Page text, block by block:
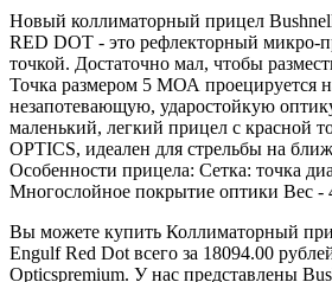
Новый коллиматорный прицел
RED DOT - это рефлекторный микро-
точкой. Достаточно мал, чтобы
Точка размером 5 МОА проецируется
незапотевающую, ударостойкую
маленький, легкий прицел с красной
OPTICS, идеален для стрельбы на
Особенности прицела: Сетка: точка
Многослойное покрытие оптики Вес -
Вы можете купить Коллиматорный
Engulf Red Dot всего за 18094.00
Opticspremium. У нас представлены